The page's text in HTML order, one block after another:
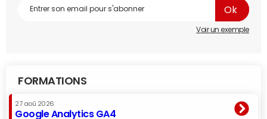
Voir un exemple
FORMATIONS
27 aoû 2026
Google Analytics GA4